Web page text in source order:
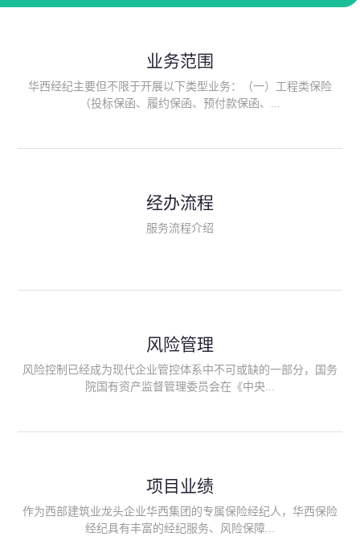
业务范围
华西经纪主要但不限于开展以下类型业务：（一）工程类保险
（投标保函、履约保函、预付款保函、...
险、政府公共安全责任保险/自然灾害公众责任保险、精神病监护
人责任险、首台套/首版次保险、科技保险等）；（三）传统财产
险产品；（六）保险招投标业务。随着业务的开展，华西经纪会
供专业、优质的保险经纪服务。
经办流程
服务流程介绍
风险管理
风险控制已经成为现代企业管控体系中不可或缺的一部分，国务
院国有资产监督管理委员会在《中央...
能够为客户降低风险管理成本，提高经营效率；能够为企业提供
从风险评估、风险分析、风险防范、风险转移到灾后防损、索赔
等全方位、全过程、专家式的服务，拓展和深化由保险公司提供
项目业绩
作为西部建筑业龙头企业华西集团的专属保险经纪人，华西保险
经纪具有丰富的经纪服务、风险保障...